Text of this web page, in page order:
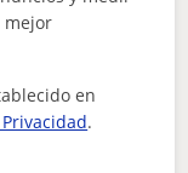
sus se...
personal
mejor
en
.